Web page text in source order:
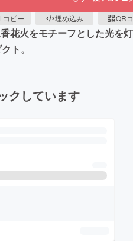
コピー 埋め込み QR
花火をモチーフとした光
ト。
クしています